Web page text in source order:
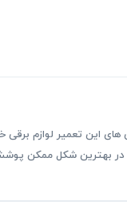
نمایندگی های این تعمیر
در بهترین شکل ممکن